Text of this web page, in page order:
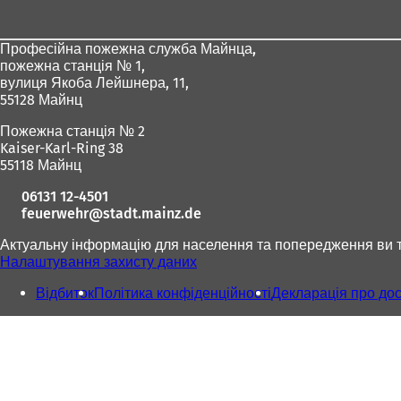
Професійна пожежна служба Майнца,
пожежна станція № 1,
вулиця Якоба Лейшнера, 11,
55128 Майнц
Пожежна станція № 2
Kaiser-Karl-Ring 38
55118 Майнц
06131 12-4501
feuerwehr
stadt.mainz de
Актуальну інформацію для населення та попередження
Налаштування захисту даних
ВідбитокПолітика конфіденційностіДекларація про